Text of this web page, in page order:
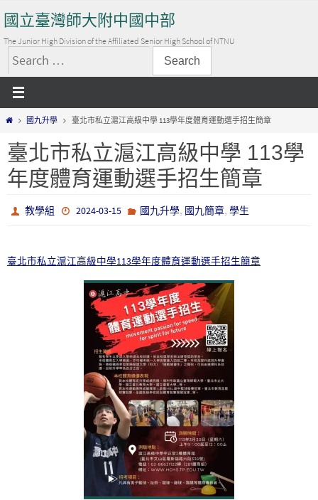
to
content
國立臺灣師大附中國中部
The Junior High Division of the Affiliated Senior High School of NTNU
搜
尋
關
鍵
字:
Home國九升學 臺北市私立滬江高級中學 113學年度體育運動選手招生簡章
臺北市私立滬江高級中學 113學
年度體育運動選手招生簡章
教學組 2024-03-15 國九升學, 國九簡章, 學生
臺北市私立滬江高級中學113學年度體育運動選手招生簡章